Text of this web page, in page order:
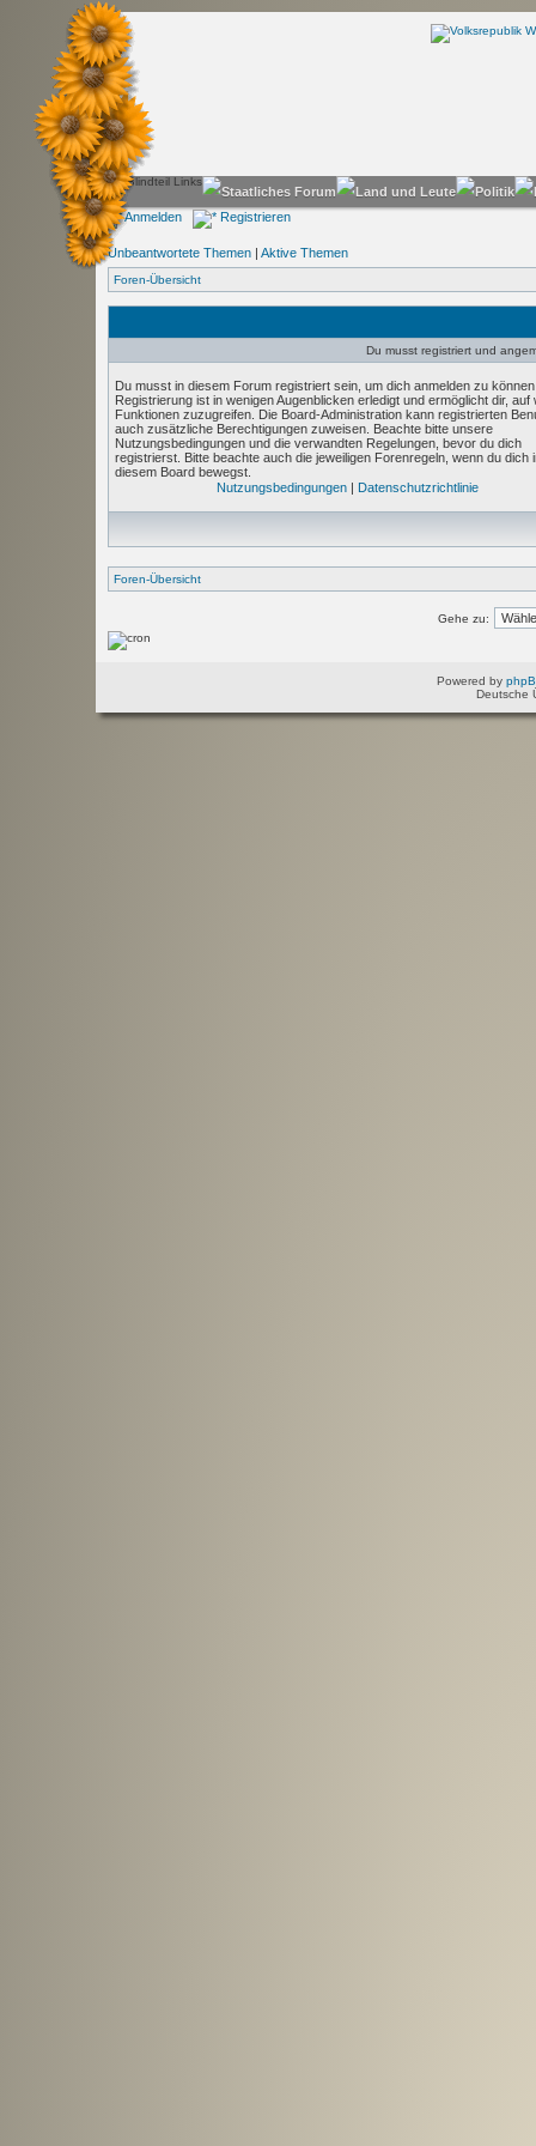
Anmelden Registrieren
Unbeantwortete Themen | Aktive Themen
Foren-Übersicht
Du musst registriert und
Du musst in diesem Forum registriert sein, um dich anmelden zu
Registrierung ist in wenigen Augenblicken erledigt und ermöglicht dir, auf
Funktionen zuzugreifen. Die Board-Administration kann registrierten
auch zusätzliche Berechtigungen zuweisen. Beachte bitte unsere
Nutzungsbedingungen und die verwandten Regelungen, bevor du dich
registrierst. Bitte beachte auch die jeweiligen Forenregeln, wenn du dich
diesem Board bewegst.
Nutzungsbedingungen| Datenschutzrichtlinie
Foren-Übersicht
Gehe zu:
Powered by
Deutsche